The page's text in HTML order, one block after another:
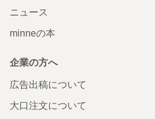
ニュース
minneの本
企業の方へ
広告出稿について
大口注文について